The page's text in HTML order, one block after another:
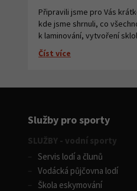
Připravili jsme pro Vás
kde jsme shrnuli, co
k laminování, vytvoření
Číst více
Služby pro sporty
SLUŽBY - vodní sporty
Servis lodí a člunů
Vodácká půjčovna lodí
Škola eskymování